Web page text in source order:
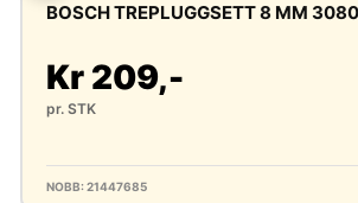
BOSCH TREPLUGGSETT 8 MM 3080
Kr 209,-
pr. STK
NOBB: 21447685